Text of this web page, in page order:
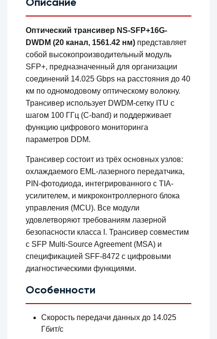
Описание
Оптический трансивер NS-SFP+16G-
DWDM (20 канал, 1561.42 нм) представляет
собой высокопроизводительный модуль
SFP+, предназначенный для организации
соединений 14.025 Gbps на расстояния до 40
км по одномодовому оптическому волокну.
Трансивер использует DWDM-сетку ITU с
шагом 100 ГГц (C-band) и поддерживает
функцию цифрового мониторинга
параметров DDM.
Трансивер состоит из трёх основных узлов:
охлаждаемого EML-лазерного передатчика,
PIN-фотодиода, интегрированного с TIA-
усилителем, и микроконтроллерного блока
управления (MCU). Все модули
удовлетворяют требованиям лазерной
безопасности класса I. Трансивер совместим
с SFP Multi-Source Agreement (MSA) и
спецификацией SFF-8472 с цифровыми
диагностическими функциями.
Особенности
Скорость передачи данных до 14.025
Гбит/с